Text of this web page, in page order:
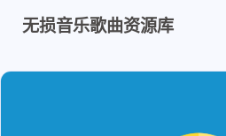
无损音乐歌曲资源库